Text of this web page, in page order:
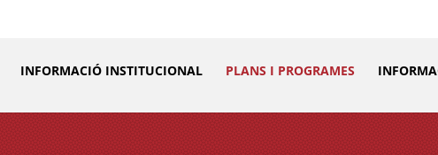
INFORMACIÓ INSTITUCIONAL PLANS I PROGRAMES